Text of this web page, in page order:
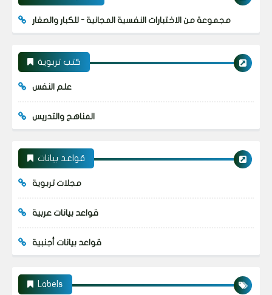
مجموعة من الاختبارات النفسية المجانية - للكبار والصغار
كتب تربوية
علم النفس
المناهج والتدريس
قواعد بيانات
مجلات تربوية
قواعد بيانات عربية
قواعد بيانات أجنبية
Labels